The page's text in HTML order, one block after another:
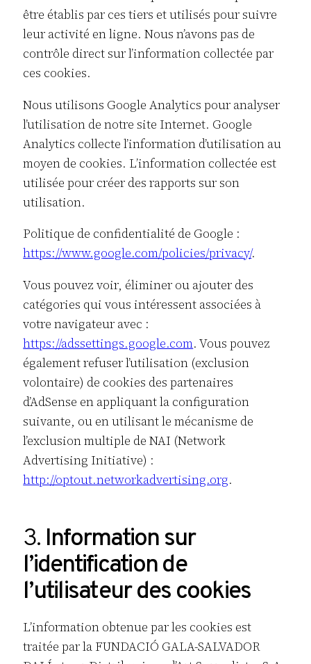
être établis par ces tiers et utilisés pour suivre
leur activité en ligne. Nous n’avons pas de
contrôle direct sur l’information collectée par
ces cookies.
Nous utilisons Google Analytics pour analyser
l’utilisation de notre site Internet. Google
Analytics collecte l’information d’utilisation au
moyen de cookies. L’information collectée est
utilisée pour créer des rapports sur son
utilisation.
Politique de confidentialité de Google :
https://www.google.com/policies/privacy/.
Vous pouvez voir, éliminer ou ajouter des
catégories qui vous intéressent associées à
votre navigateur avec :
https://adssettings.google.com. Vous pouvez
également refuser l’utilisation (exclusion
volontaire) de cookies des partenaires
d’AdSense en appliquant la configuration
suivante, ou en utilisant le mécanisme de
l’exclusion multiple de NAI (Network
Advertising Initiative) :
http://optout.networkadvertising.org.
3. Information sur
l’identification de
l’utilisateur des cookies
L’information obtenue par les cookies est
traitée par la FUNDACIÓ GALA-SALVADOR